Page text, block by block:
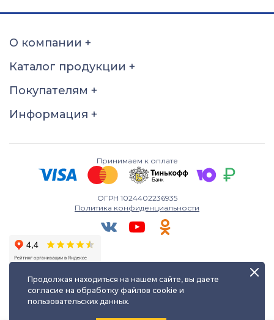
Цирконий куб. (недраг.
18 18.5 19
20
20.5 21
О компании +
Каталог продукции +
Покупателям +
Информация +
Принимаем к оплате
ОГРН 1024402236935
Политика конфиденциальности
Любое использование либо копирование материалов сайта
Продолжая находиться на нашем сайте, вы даете
согласие на обработку файлов cookie и
пользовательских данных.